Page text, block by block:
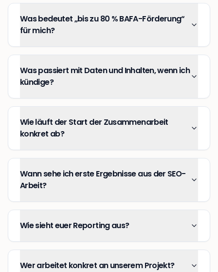
Was bedeutet „bis zu 80 % BAFA-Förderung“
für mich?
Was passiert mit Daten und Inhalten, wenn ich
kündige?
Wie läuft der Start der Zusammenarbeit
konkret ab?
Wann sehe ich erste Ergebnisse aus der SEO-
Arbeit?
Wie sieht euer Reporting aus?
Wer arbeitet konkret an unserem Projekt?